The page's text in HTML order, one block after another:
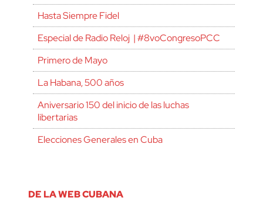
Hasta Siempre Fidel
Especial de Radio Reloj | #8voCongresoPCC
Primero de Mayo
La Habana, 500 años
Aniversario 150 del inicio de las luchas
libertarias
Elecciones Generales en Cuba
DE LA WEB CUBANA